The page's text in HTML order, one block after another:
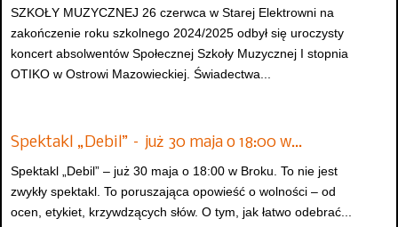
SZKOŁY MUZYCZNEJ 26 czerwca w Starej Elektrowni na
zakończenie roku szkolnego 2024/2025 odbył się uroczysty
koncert absolwentów Społecznej Szkoły Muzycznej I stopnia
OTIKO w Ostrowi Mazowieckiej. Świadectwa...
Spektakl „Debil” – już 30 maja o 18:00 w…
Spektakl „Debil” – już 30 maja o 18:00 w Broku. To nie jest
zwykły spektakl. To poruszająca opowieść o wolności – od
ocen, etykiet, krzywdzących słów. O tym, jak łatwo odebrać...